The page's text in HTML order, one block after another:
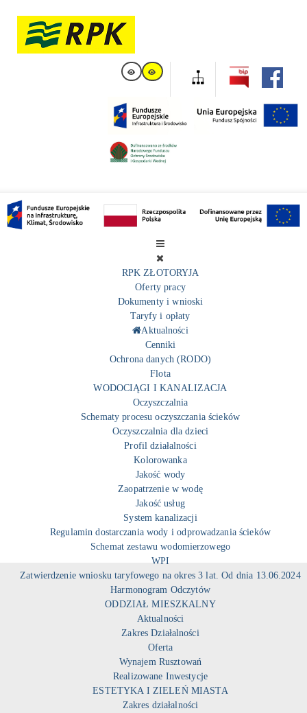
RPK ZŁOTORYJA
Oferty pracy
Dokumenty i wnioski
Taryfy i opłaty
Aktualności
Cenniki
Ochrona danych (RODO)
Flota
WODOCIĄGI I KANALIZACJA
Oczyszczalnia
Schematy procesu oczyszczania ścieków
Oczyszczalnia dla dzieci
Profil działalności
Kolorowanka
Jakość wody
Zaopatrzenie w wodę
Jakość usług
System kanalizacji
Regulamin dostarczania wody i odprowadzania ścieków
Schemat zestawu wodomierzowego
WPI
Zatwierdzenie wniosku taryfowego na okres 3 lat. Od dnia 13.06.2024
Harmonogram Odczytów
ODDZIAŁ MIESZKALNY
Aktualności
Zakres Działalności
Oferta
Wynajem Rusztowań
Realizowane Inwestycje
ESTETYKA I ZIELEŃ MIASTA
Zakres działalności